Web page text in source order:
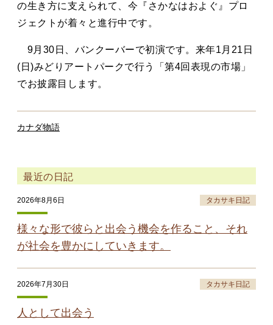
の生き方に支えられて、今『さかなはおよぐ』プロ
ジェクトが着々と進行中です。
9月30日、バンクーバーで初演です。来年1月21日
(日)みどりアートパークで行う「第4回表現の市場」
でお披露目します。
カナダ物語
最近の日記
2026年8月6日 タカサキ日記
様々な形で彼らと出会う機会を作ること、それ
が社会を豊かにしていきます。
2026年7月30日 タカサキ日記
人として出会う